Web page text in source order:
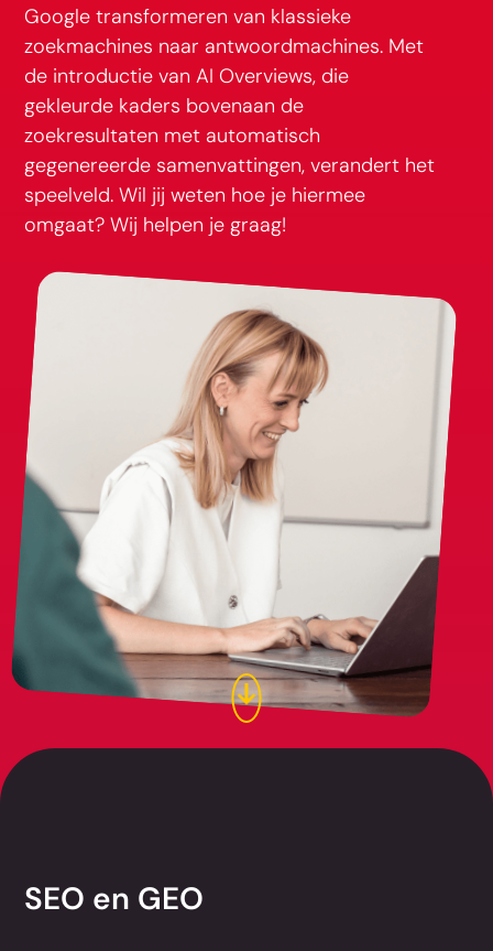
Google transformeren van klassieke
zoekmachines naar antwoordmachines. Met
de introductie van AI Overviews, die
gekleurde kaders bovenaan de
zoekresultaten met automatisch
gegenereerde samenvattingen, verandert het
speelveld. Wil jij weten hoe je hiermee
omgaat? Wij helpen je graag!
SEO en GEO